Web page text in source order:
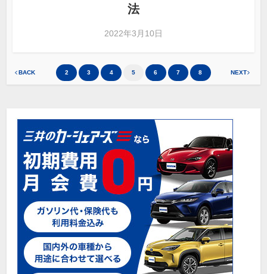
法
2022年3月10日
BACK 2 3 4 5 6 7 8 NEXT